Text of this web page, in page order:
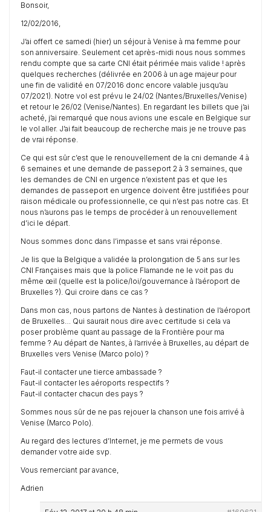
Bonsoir,
12/02/2016,
J’ai offert ce samedi (hier) un séjour à Venise à ma femme pour
son anniversaire. Seulement cet après-midi nous nous sommes
rendu compte que sa carte CNI était périmée mais valide ! après
quelques recherches (délivrée en 2006 à un age majeur pour
une fin de validité en 07/2016 donc encore valable jusqu’au
07/2021). Notre vol est prévu le 24/02 (Nantes/Bruxelles/Venise)
et retour le 26/02 (Venise/Nantes). En regardant les billets que j’ai
acheté, j’ai remarqué que nous avions une escale en Belgique sur
le vol aller. J’ai fait beaucoup de recherche mais je ne trouve pas
de vrai réponse.
Ce qui est sûr c’est que le renouvellement de la cni demande 4 à
6 semaines et une demande de passeport 2 à 3 semaines, que
les demandes de CNI en urgence n’existent pas et que les
demandes de passeport en urgence doivent être justifiées pour
raison médicale ou professionnelle, ce qui n’est pas notre cas. Et
nous n’aurons pas le temps de procéder à un renouvellement
d’ici le départ.
Nous sommes donc dans l’impasse et sans vrai réponse.
Je lis que la Belgique a validée la prolongation de 5 ans sur les
CNI Françaises mais que la police Flamande ne le voit pas du
même œil (quelle est la police/loi/gouvernance à l’aéroport de
Bruxelles ?). Qui croire dans ce cas ?
Dans mon cas, nous partons de Nantes à destination de l’aéroport
de Bruxelles… Qui saurait nous dire avec certitude si cela va
poser problème quant au passage de la Frontière pour ma
femme ? Au départ de Nantes, à l’arrivée à Bruxelles, au départ de
Bruxelles vers Venise (Marco polo) ?
Faut-il contacter une tierce ambassade ?
Faut-il contacter les aéroports respectifs ?
Faut-il contacter chacun des pays ?
Sommes nous sûr de ne pas rejouer la chanson une fois arrivé à
Venise (Marco Polo).
Au regard des lectures d’Internet, je me permets de vous
demander votre aide svp.
Vous remerciant par avance,
Adrien